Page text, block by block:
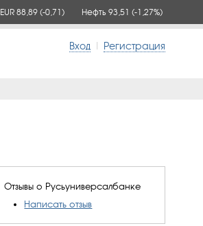
EUR 88,89 (-0,71) Нефть 93,51 (-1,27%)
Вход | Регистрация
Отзывы о Русьуниверсалбанке
Написать отзыв